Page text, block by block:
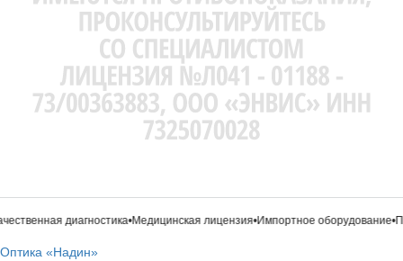
диагностика•Медицинская лицензия•Импортное оборудование•
Оптика «Надин»